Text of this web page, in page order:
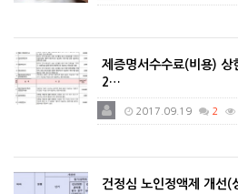
제증명서수수료(비용) 상
2…
2017.09.19 2
건정심 노인정액제 개선(